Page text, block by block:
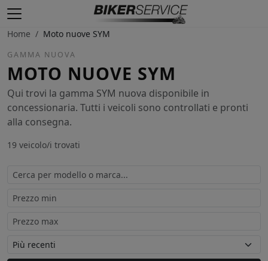
Home / Moto nuove SYM
GAMMA NUOVA
MOTO NUOVE SYM
Qui trovi la gamma SYM nuova disponibile in
concessionaria. Tutti i veicoli sono controllati e pronti
alla consegna.
19 veicolo/i trovati